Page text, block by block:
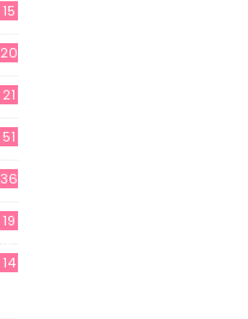
15
20
21
51
36
19
14